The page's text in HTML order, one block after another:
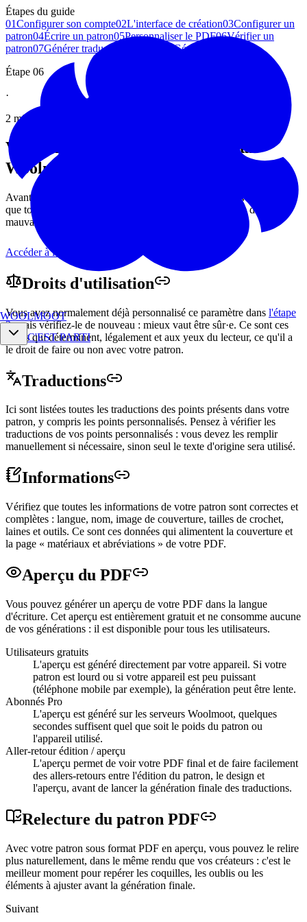
WOOLMOOT
C'EST PARTI
Étapes du guide
01Configurer son compte02L'interface de création03Configurer un
patron04Écrire un patron05Personnaliser le PDF06Vérifier un
patron07Générer traductions et PDF
Gérer ses patrons
Étape 06
·
2 minutes de lecture
Vérifier un patron crochet écrit sur
Woolmoot
Avant la génération finale, une dernière relecture pour vous assurer
que tout est en ordre. Un passage express qui vous évite de
mauvaises surprises.
Accéder à la page
Droits d'utilisation
Vous avez normalement déjà personnalisé ce paramètre dans l'étape
3, mais vérifiez-le de nouveau : mieux vaut être sûr·e. Ce sont ces
droits qui déterminent, légalement et aux yeux du lecteur, ce qu'il a
le droit de faire ou non avec votre patron.
Traductions
Ici sont listées toutes les traductions des points présents dans votre
patron, y compris les points personnalisés. Pensez à vérifier les
traductions de vos points personnalisés : vous devez les remplir
manuellement si nécessaire, sinon seul le texte d'origine sera utilisé.
Informations
Vérifiez que toutes les informations de votre patron sont correctes et
complètes : langue, nom, image de couverture, tailles de crochet,
laines et outils. Ce sont ces données qui alimentent la couverture et
la page « matériaux et abréviations » de votre PDF.
Aperçu du PDF
Vous pouvez générer un aperçu de votre PDF dans la langue
d'écriture. Cet aperçu est entièrement gratuit et ne consomme aucune
de vos générations : il est disponible pour tous les utilisateurs.
Utilisateurs gratuits
L'aperçu est généré directement par votre appareil. Si votre
patron est lourd ou si votre appareil est peu puissant
(téléphone mobile par exemple), la génération peut être lente.
Abonnés Pro
L'aperçu est généré sur les serveurs Woolmoot, quelques
secondes suffisent quel que soit le poids du patron ou
l'appareil utilisé.
Aller-retour édition / aperçu
L'aperçu permet de voir votre PDF final et de faire facilement
des allers-retours entre l'édition du patron, le design et
l'aperçu, avant de lancer la génération finale des traductions.
Relecture du patron PDF
Avec votre patron sous format PDF en aperçu, vous pouvez le relire
plus naturellement, dans le même rendu que vos créateurs : c'est le
meilleur moment pour repérer les coquilles, les oublis ou les
éléments à ajuster avant la génération finale.
Suivant